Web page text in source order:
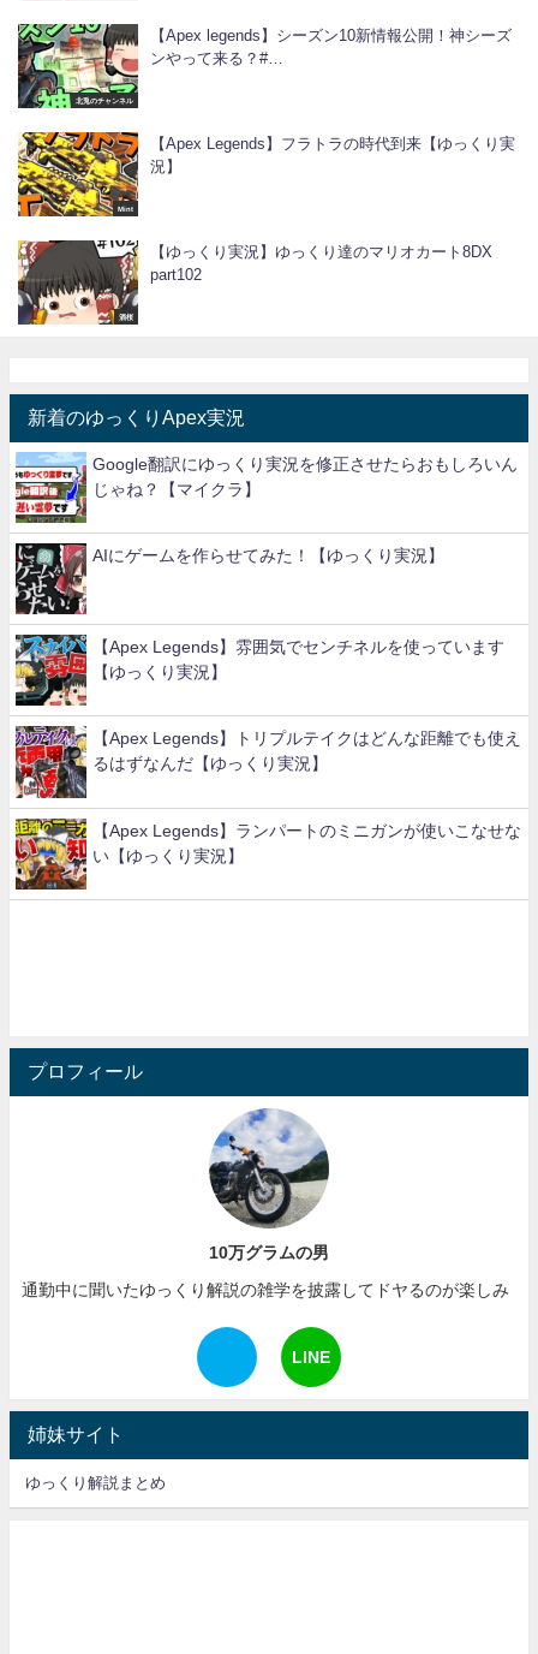
北兎のチャンネル
【Apex legends】シーズン10新情報公開！神シーズ
ンやって来る？#…
Mint
【Apex Legends】フラトラの時代到来【ゆっくり実
況】
酒桜
【ゆっくり実況】ゆっくり達のマリオカート8DX
part102
新着のゆっくりApex実況
Google翻訳にゆっくり実況を修正させたらおもしろいん
じゃね？【マイクラ】
AIにゲームを作らせてみた！【ゆっくり実況】
【Apex Legends】雰囲気でセンチネルを使っています
【ゆっくり実況】
【Apex Legends】トリプルテイクはどんな距離でも使え
るはずなんだ【ゆっくり実況】
【Apex Legends】ランパートのミニガンが使いこなせな
い【ゆっくり実況】
プロフィール
10万グラムの男
通勤中に聞いたゆっくり解説の雑学を披露してドヤるのが楽しみ
LINE
姉妹サイト
ゆっくり解説まとめ